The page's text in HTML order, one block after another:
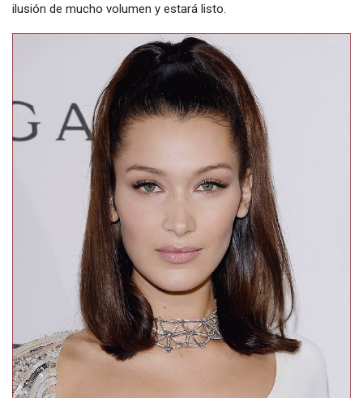
ilusión de mucho volumen y estará listo.